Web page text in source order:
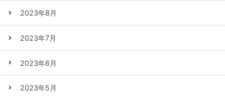
2023年8月
2023年7月
2023年6月
2023年5月